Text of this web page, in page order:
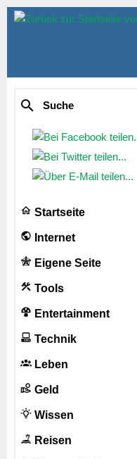
Suche
Startseite
Internet
Eigene Seite
Tools
Entertainment
Technik
Leben
Geld
Wissen
Reisen